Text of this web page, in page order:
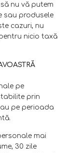
nu vă putem
sau produsele
cazuri, nu
nicio taxă
pe
prin
pe perioada
mai
30 zile